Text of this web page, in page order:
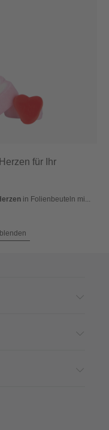
für Ihr
in Folienbeuteln mi...